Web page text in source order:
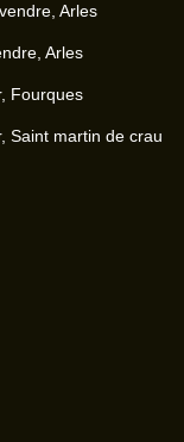
Arles
Arles
Fourques
Saint martin de crau